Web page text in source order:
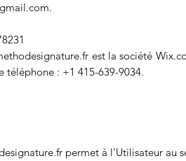
.
est la société
téléphone : +1 415-639-9034.
permet à l'Utilisateur au